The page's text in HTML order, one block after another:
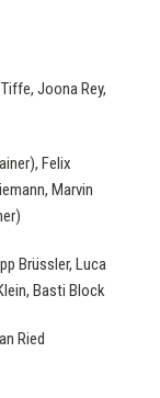
Joona Rey,
Felix
Marvin
Brüssler, Luca
Basti Block
Ried